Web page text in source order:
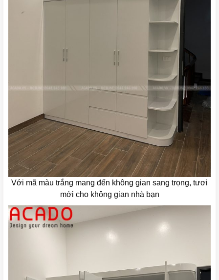
Với mã màu trắng mang đến không gian sang trọng, tươi
mới cho không gian nhà bạn